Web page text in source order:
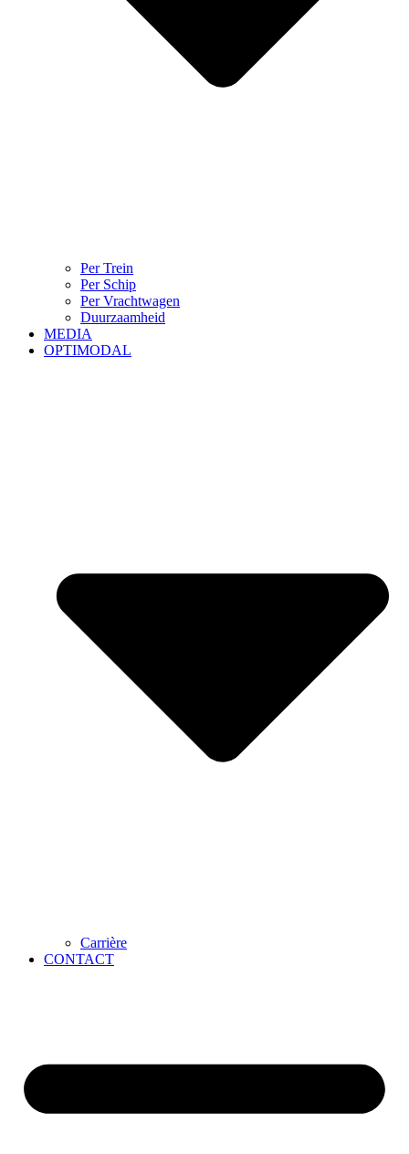
Per Trein
Per Schip
Per Vrachtwagen
Duurzaamheid
MEDIA
OPTIMODAL
Carrière
CONTACT